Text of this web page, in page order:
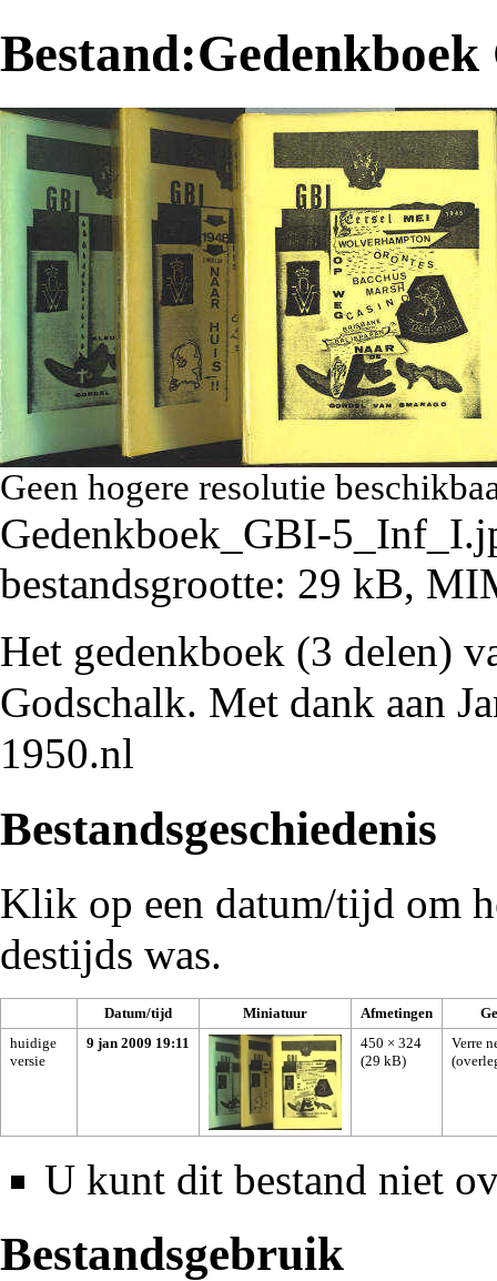
Geen hogere resolutie
Gedenkboek_GBI-
bestandsgrootte: 29 kB,
Het gedenkboek (3 delen)
Godschalk. Met dank aan
1950.nl
Bestandsgeschiedenis
Klik op een datum/tijd om
destijds was.
Datum/tijd Miniatuur Afmetingen
huidige
versie
9 jan 2009 19:11
450 × 324
(29 kB)
Verre
(
U kunt dit bestand niet
Bestandsgebruik